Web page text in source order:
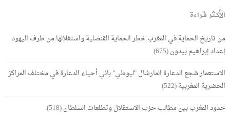
الأكثر قراءة
من تاريخ الحماية في المغرب خطر الحماية القنصلية واستغلالها من طرف اليهود
إعداد إبراهيم بيدون(675)
الاستعمار شجع الدعارة المارشال "ليوطي" باني أحياء الدعارة في مختلف المراكز
الحضرية المغربية(522)
حدود المغرب بين مطالب حزب الاستقلال وتطلعات السلطان(518)